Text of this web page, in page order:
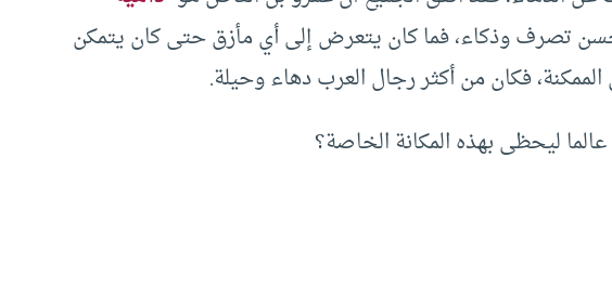
تصرف وذكاء، فما كان يتعرض إلى أي مأزق حتى كان يتمكن
فكان من أكثر رجال العرب دهاء وحيلة.
ليحظى بهذه المكانة الخاصة؟